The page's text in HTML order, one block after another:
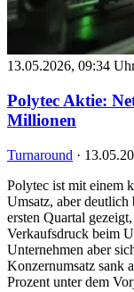
13.05.2026, 09:34
Polytec Aktie:
Millionen
Turnaround ·
Polytec ist mit einem
Umsatz, aber deutlich
ersten Quartal
Verkaufsdruck beim
Unternehmen aber
Konzernumsatz sank
Prozent unter dem